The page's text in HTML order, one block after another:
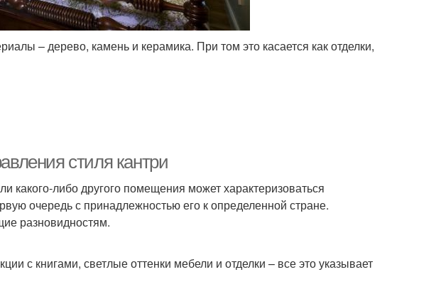
– дерево, камень и керамика. При том это касается как отделки,
стиля кантри
какого-либо другого помещения может характеризоваться
очередь с принадлежностью его к определенной стране.
разновидностям.
с книгами, светлые оттенки мебели и отделки – все это указывает